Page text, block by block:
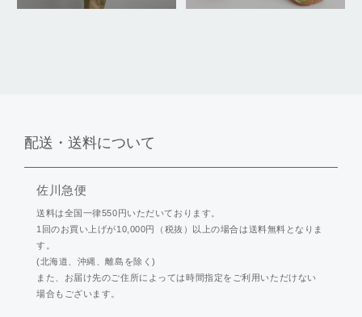
配送・送料について
佐川急便
送料は全国一律550円いただいております。
1回のお買い上げが10,000円（税抜）以上の場合は送料無料となりま
す。
(北海道、沖縄、離島を除く)
また、お届け先のご住所によっては時間指定をご利用いただけない
場合もございます。